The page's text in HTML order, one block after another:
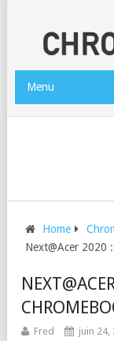
Menu
Home
Next@Acer 2020
Fred juin 24,